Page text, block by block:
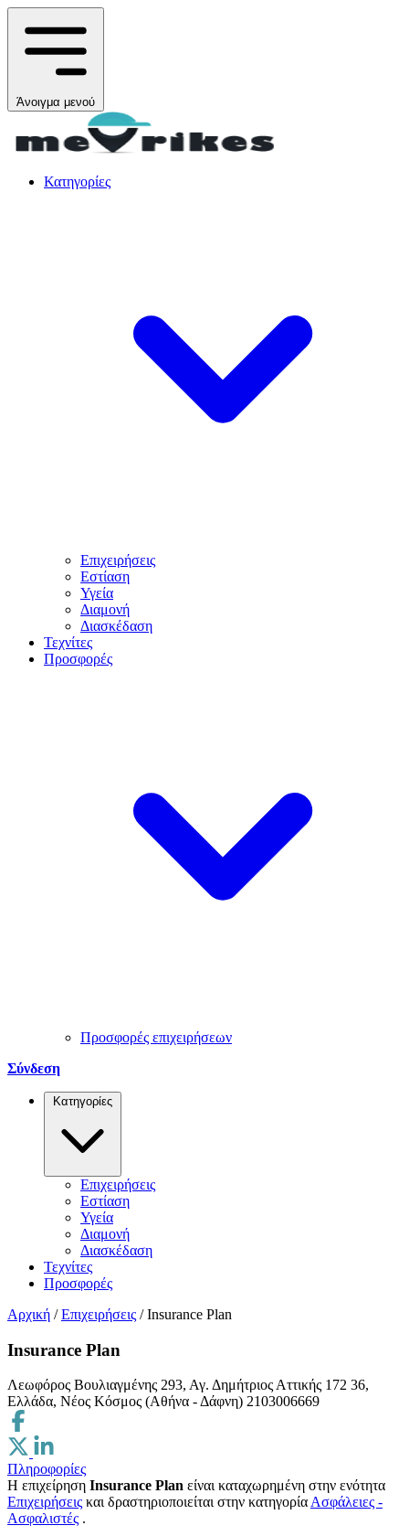
Άνοιγμα μενού
Κατηγορίες
Επιχειρήσεις
Εστίαση
Υγεία
Διαμονή
Διασκέδαση
Τεχνίτες
Προσφορές
Προσφορές επιχειρήσεων
Σύνδεση
Κατηγορίες
Επιχειρήσεις
Εστίαση
Υγεία
Διαμονή
Διασκέδαση
Τεχνίτες
Προσφορές
Αρχική / Επιχειρήσεις / Insurance Plan
Insurance Plan
Λεωφόρος Βουλιαγμένης 293, Αγ. Δημήτριος Αττικής 172 36,
Ελλάδα, Νέος Κόσμος (Αθήνα - Δάφνη) 2103006669
Πληροφορίες
Η επιχείρηση Insurance Plan είναι καταχωρημένη στην ενότητα
Επιχειρήσεις και δραστηριοποιείται στην κατηγορίαΑσφάλειες -
Ασφαλιστές .